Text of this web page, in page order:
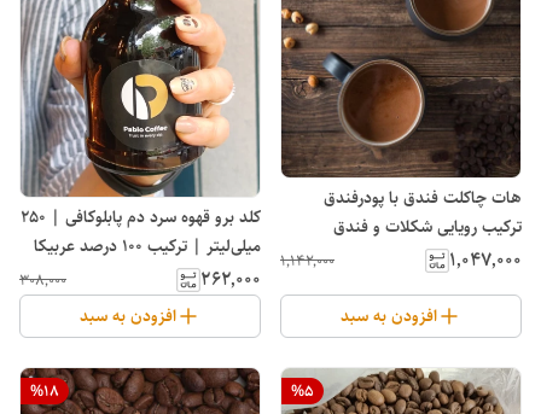
هات چاکلت فندق با پودرفندق
ترکیب رویایی شکلات و فندق
۱٬۰۴۷٬۰۰۰ ۱٬۱۴۲٬۰۰۰
افزودن به سبد
کلد برو قهوه سرد دم پابلوکافی | 250
میلی‌لیتر | ترکیب 100 درصد عربیکا
۲۶۲٬۰۰۰ ۳۰۸٬۰۰۰
افزودن به سبد
%5
%18